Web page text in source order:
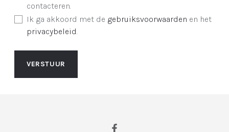
contacteren.
Ik ga akkoord met de gebruiksvoorwaarden en het
privacybeleid
VERSTUUR